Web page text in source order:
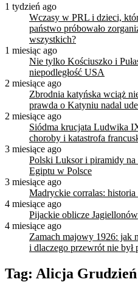
1 tydzień ago
Wczasy w PRL i dzieci,
państwo próbowało
wszystkich?
1 miesiąc ago
Nie tylko Kościuszko i
niepodległość USA
2 miesiące ago
Zbrodnia katyńska wciąż
prawda o Katyniu nadal
2 miesiące ago
Siódma krucjata Ludwika
choroby i katastrofa
3 miesiące ago
Polski Luksor i piramidy
Egiptu w Polsce
3 miesiące ago
Madryckie corralas:
4 miesiące ago
Pijackie oblicze Jagiellonów
4 miesiące ago
Zamach majowy 1926: jak
i dlaczego przewrót nie był
Tag: Alicja Grudzień